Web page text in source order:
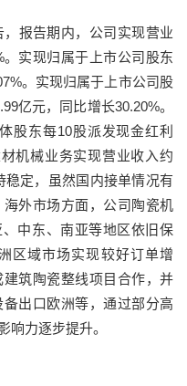
报告期内，公司实现营业
。实现归属于上市公司股东
。实现归属于上市公司股
亿元，同比增长30.20%。
股东每10股派发现金红利
机械业务实现营业收入约
稳定，虽然国内接单情况有
外市场方面，公司陶瓷机
中东、南亚等地区依旧保
区域市场实现较好订单增
筑陶瓷整线项目合作，并
出口欧洲等，通过部分高
响力逐步提升。